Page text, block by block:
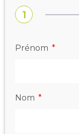
1
Prénom
Nom